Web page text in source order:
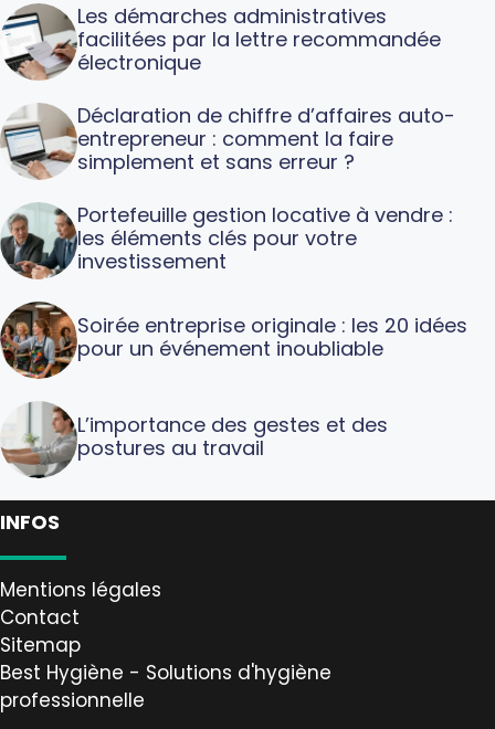
Les démarches administratives
facilitées par la lettre recommandée
électronique
Déclaration de chiffre d’affaires auto-
entrepreneur : comment la faire
simplement et sans erreur ?
Portefeuille gestion locative à vendre :
les éléments clés pour votre
investissement
Soirée entreprise originale : les 20 idées
pour un événement inoubliable
L’importance des gestes et des
postures au travail
INFOS
Mentions légales
Contact
Sitemap
Best Hygiène - Solutions d'hygiène
professionnelle